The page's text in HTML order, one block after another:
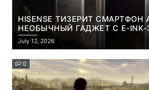
HISENSE ТИЗЕРИТ СМАРТФОН
НЕОБЫЧНЫЙ ГАДЖЕТ С E-
СЪЕМНОЙ LCD-ПАНЕЛЬЮ ДЛЯ
КОНТЕНТА И СОЦСЕТЕЙ
July 12, 2026
0